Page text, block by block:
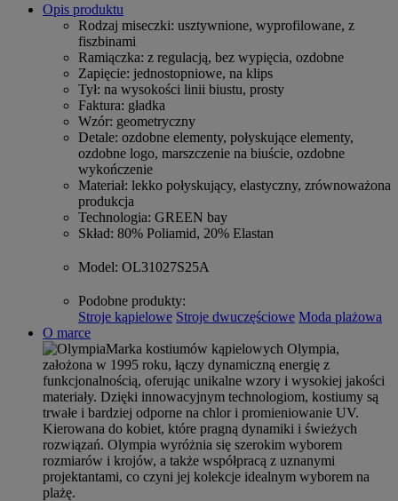
Opis produktu
Rodzaj miseczki: usztywnione, wyprofilowane, z
fiszbinami
Ramiączka: z regulacją, bez wypięcia, ozdobne
Zapięcie: jednostopniowe, na klips
Tył: na wysokości linii biustu, prosty
Faktura: gładka
Wzór: geometryczny
Detale: ozdobne elementy, połyskujące elementy,
ozdobne logo, marszczenie na biuście, ozdobne
wykończenie
Materiał: lekko połyskujący, elastyczny, zrównoważona
produkcja
Technologia: GREEN bay
Skład: 80% Poliamid, 20% Elastan
Model: OL31027S25A
Podobne produkty:
Stroje kąpielowe Stroje dwuczęściowe Moda plażowa
O marce
Marka kostiumów kąpielowych Olympia,
założona w 1995 roku, łączy dynamiczną energię z
funkcjonalnością, oferując unikalne wzory i wysokiej jakości
materiały. Dzięki innowacyjnym technologiom, kostiumy są
trwałe i bardziej odporne na chlor i promieniowanie UV.
Kierowana do kobiet, które pragną dynamiki i świeżych
rozwiązań. Olympia wyróżnia się szerokim wyborem
rozmiarów i krojów, a także współpracą z uznanymi
projektantami, co czyni jej kolekcje idealnym wyborem na
plażę.